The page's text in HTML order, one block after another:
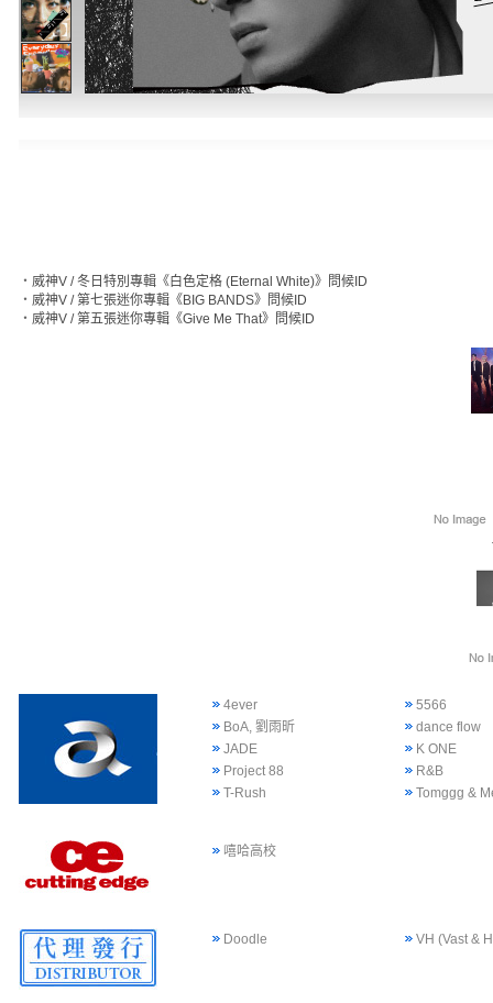
‧ 威神V / 冬日特別專輯《白色定格 (Eternal White)》問候ID
‧ 威神V / 第七張迷你專輯《BIG BANDS》問候ID
‧ 威神V / 第五張迷你專輯《Give Me That》問候ID
4ever
5566
BoA, 劉雨昕
dance flow
JADE
K ONE
Project 88
R&B
T-Rush
Tomggg &
嘻哈高校
Doodle VH (Vast &